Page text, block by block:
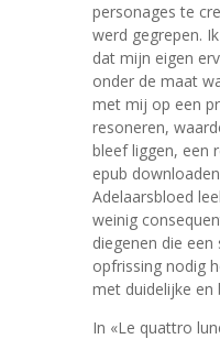
personages te
werd gegrepen.
dat mijn eigen
onder de maat
met mij op een
resoneren,
bleef liggen, een
epub
Adelaarsbloed
weinig
diegenen die een
opfrissing nodig
met duidelijke en
In «Le quattro